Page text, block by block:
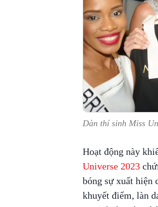
Dàn thí sinh Miss
Hoạt động này
Universe 2023
bóng sự xuất hiện
khuyết điểm, làn